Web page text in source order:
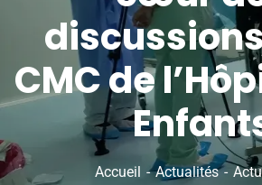
CMC de
Accueil Actualités